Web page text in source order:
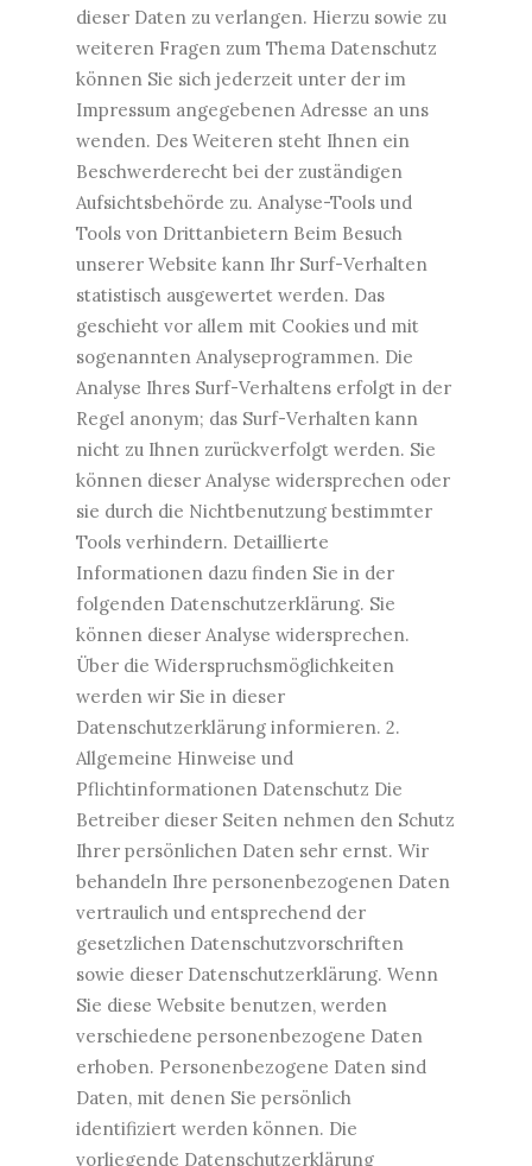
dieser Daten zu verlangen. Hierzu sowie zu
weiteren Fragen zum Thema Datenschutz
können Sie sich jederzeit unter der im
Impressum angegebenen Adresse an uns
wenden. Des Weiteren steht Ihnen ein
Beschwerderecht bei der zuständigen
Aufsichtsbehörde zu. Analyse-Tools und
Tools von Drittanbietern Beim Besuch
unserer Website kann Ihr Surf-Verhalten
statistisch ausgewertet werden. Das
geschieht vor allem mit Cookies und mit
sogenannten Analyseprogrammen. Die
Analyse Ihres Surf-Verhaltens erfolgt in der
Regel anonym; das Surf-Verhalten kann
nicht zu Ihnen zurückverfolgt werden. Sie
können dieser Analyse widersprechen oder
sie durch die Nichtbenutzung bestimmter
Tools verhindern. Detaillierte
Informationen dazu finden Sie in der
folgenden Datenschutzerklärung. Sie
können dieser Analyse widersprechen.
Über die Widerspruchsmöglichkeiten
werden wir Sie in dieser
Datenschutzerklärung informieren. 2.
Allgemeine Hinweise und
Pflichtinformationen Datenschutz Die
Betreiber dieser Seiten nehmen den Schutz
Ihrer persönlichen Daten sehr ernst. Wir
behandeln Ihre personenbezogenen Daten
vertraulich und entsprechend der
gesetzlichen Datenschutzvorschriften
sowie dieser Datenschutzerklärung. Wenn
Sie diese Website benutzen, werden
verschiedene personenbezogene Daten
erhoben. Personenbezogene Daten sind
Daten, mit denen Sie persönlich
identifiziert werden können. Die
vorliegende Datenschutzerklärung